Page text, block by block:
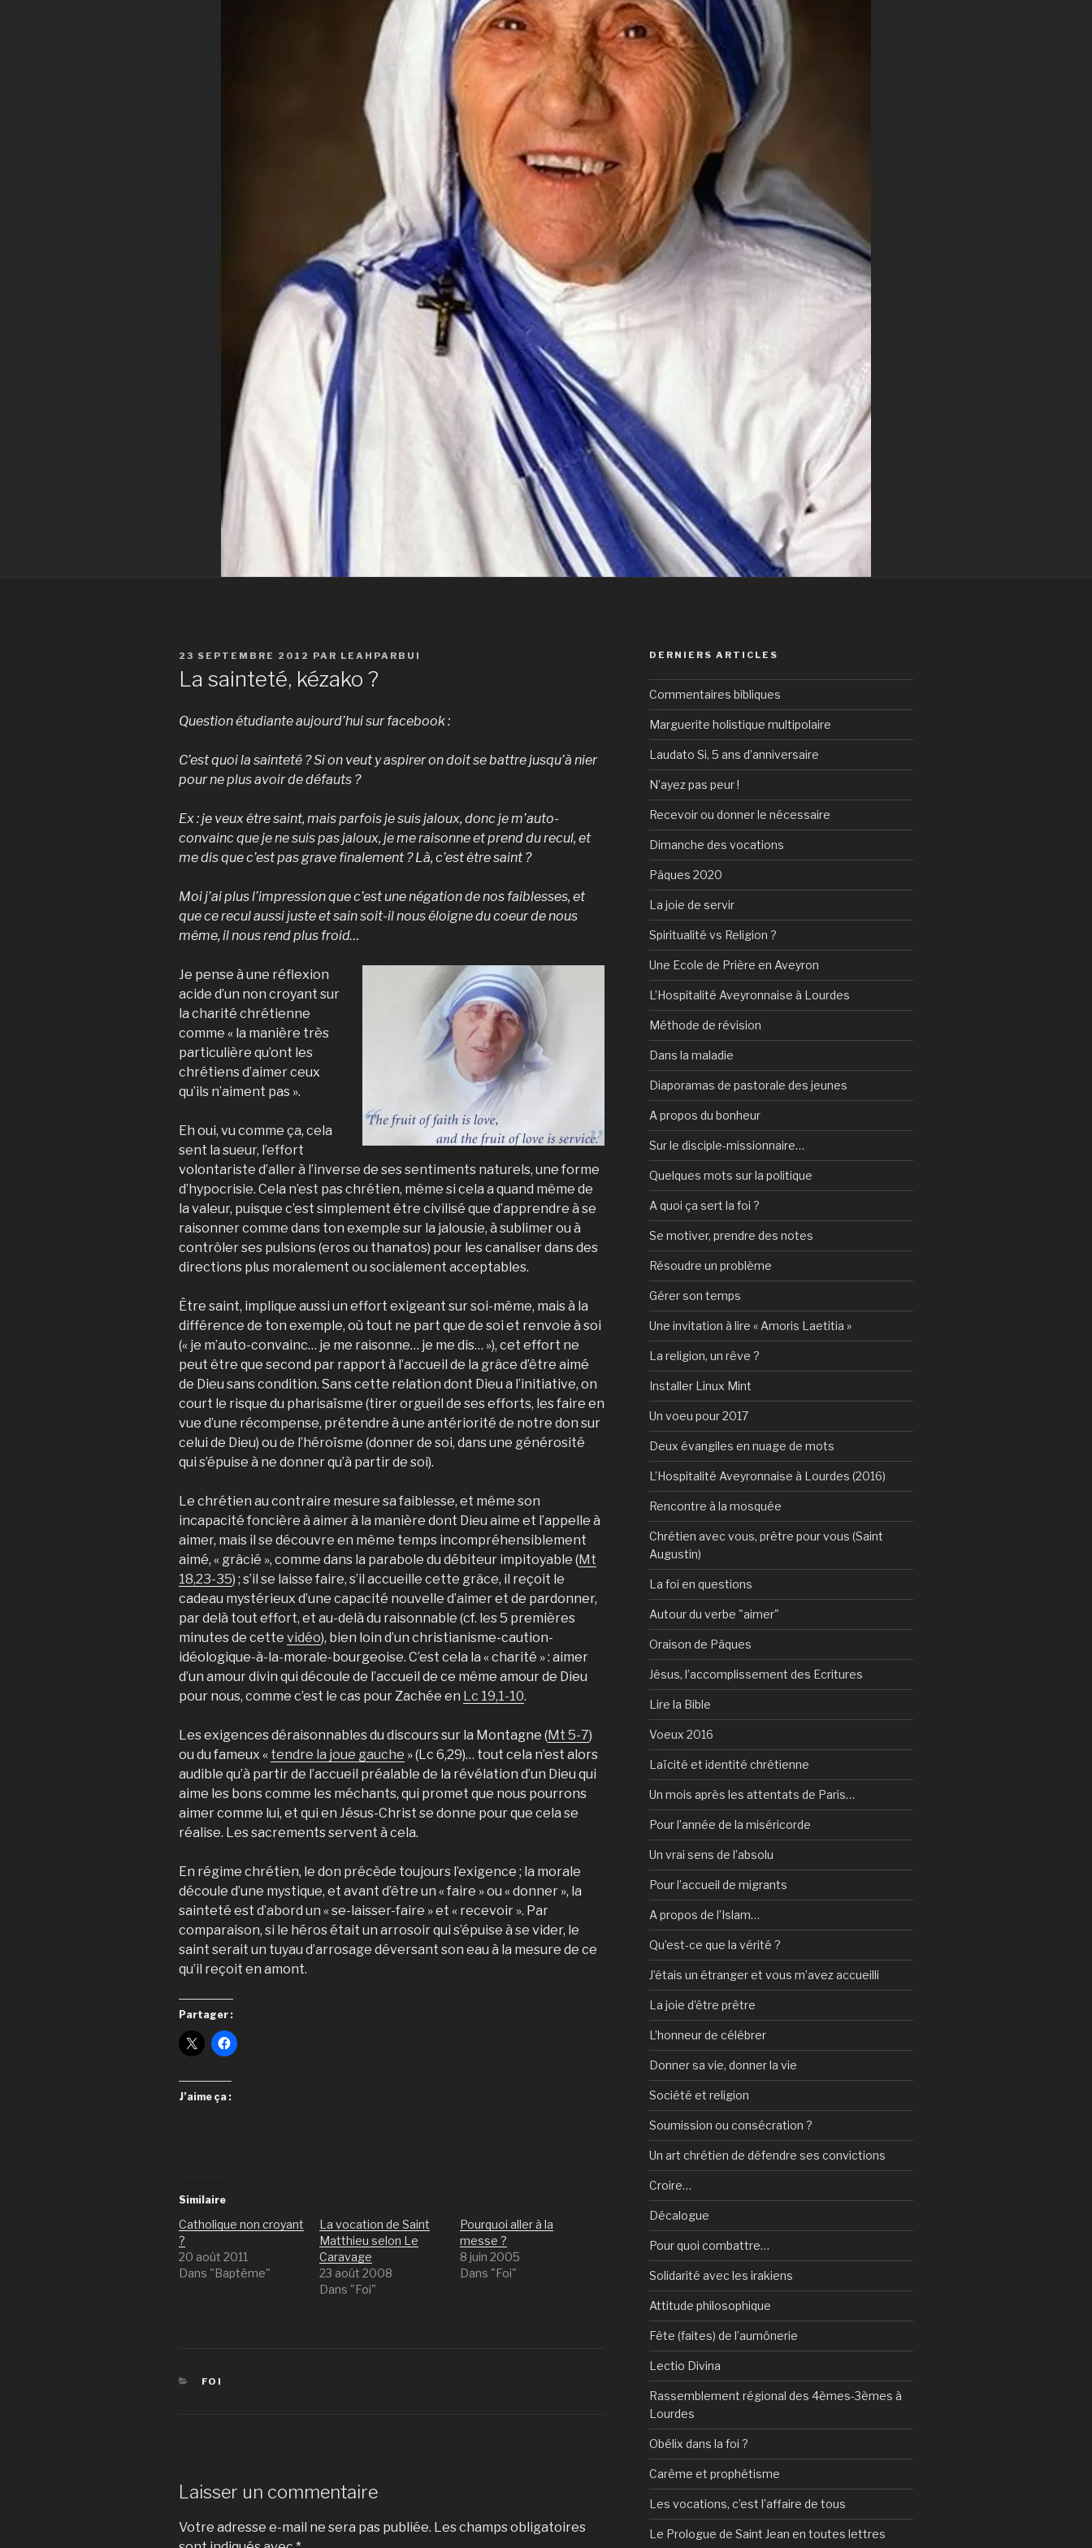
PUBLIÉ
23 SEPTEMBRE 2012 PAR LEAHPARBUI
La sainteté, kézako ?
Question étudiante aujourd’hui sur facebook :
C’est quoi la sainteté ? Si on veut y aspirer on doit se battre jusqu’à nier
pour ne plus avoir de défauts ?
Ex : je veux être saint, mais parfois je suis jaloux, donc je m’auto-
convainc que je ne suis pas jaloux, je me raisonne et prend du recul, et
me dis que c’est pas grave finalement ? Là, c’est être saint ?
Moi j’ai plus l’impression que c’est une négation de nos faiblesses, et
que ce recul aussi juste et sain soit-il nous éloigne du coeur de nous
même, il nous rend plus froid…
Je pense à une réflexion
acide d’un non croyant sur
la charité chrétienne
comme « la manière très
particulière qu’ont les
chrétiens d’aimer ceux
qu’ils n’aiment pas ».
Eh oui, vu comme ça, cela
sent la sueur, l’effort
volontariste d’aller à l’inverse de ses sentiments naturels, une forme
d’hypocrisie. Cela n’est pas chrétien, même si cela a quand même de
la valeur, puisque c’est simplement être civilisé que d’apprendre à se
raisonner comme dans ton exemple sur la jalousie, à sublimer ou à
contrôler ses pulsions (eros ou thanatos) pour les canaliser dans des
directions plus moralement ou socialement acceptables.
Être saint, implique aussi un effort exigeant sur soi-même, mais à la
différence de ton exemple, où tout ne part que de soi et renvoie à soi
(« je m’auto-convainc… je me raisonne… je me dis… »), cet effort ne
peut être que second par rapport à l’accueil de la grâce d’être aimé
de Dieu sans condition. Sans cette relation dont Dieu a l’initiative, on
court le risque du pharisaïsme (tirer orgueil de ses efforts, les faire en
vue d’une récompense, prétendre à une antériorité de notre don sur
celui de Dieu) ou de l’héroïsme (donner de soi, dans une générosité
qui s’épuise à ne donner qu’à partir de soi).
Le chrétien au contraire mesure sa faiblesse, et même son
incapacité foncière à aimer à la manière dont Dieu aime et l’appelle à
aimer, mais il se découvre en même temps incompréhensiblement
aimé, « grâcié », comme dans la parabole du débiteur impitoyable (Mt
18,23-35) ; s’il se laisse faire, s’il accueille cette grâce, il reçoit le
cadeau mystérieux d’une capacité nouvelle d’aimer et de pardonner,
par delà tout effort, et au-delà du raisonnable (cf. les 5 premières
minutes de cette vidéo), bien loin d’un christianisme-caution-
idéologique-à-la-morale-bourgeoise. C’est cela la « charité » : aimer
d’un amour divin qui découle de l’accueil de ce même amour de Dieu
pour nous, comme c’est le cas pour Zachée en Lc 19,1-10.
Les exigences déraisonnables du discours sur la Montagne (Mt 5-7)
ou du fameux « tendre la joue gauche » (Lc 6,29)… tout cela n’est alors
audible qu’à partir de l’accueil préalable de la révélation d’un Dieu qui
aime les bons comme les méchants, qui promet que nous pourrons
aimer comme lui, et qui en Jésus-Christ se donne pour que cela se
réalise. Les sacrements servent à cela.
En régime chrétien, le don précède toujours l’exigence ; la morale
découle d’une mystique, et avant d’être un « faire » ou « donner », la
sainteté est d’abord un « se-laisser-faire » et « recevoir ». Par
comparaison, si le héros était un arrosoir qui s’épuise à se vider, le
saint serait un tuyau d’arrosage déversant son eau à la mesure de ce
qu’il reçoit en amont.
Partager :
J’aime ça :
Similaire
Catholique non croyant
?
20 août 2011
Dans "Baptême"
La vocation de Saint
Matthieu selon Le
Caravage
23 août 2008
Dans "Foi"
Pourquoi aller à la
messe ?
8 juin 2005
Dans "Foi"
CATÉGORIES
FOI
Laisser un commentaire
Votre adresse e-mail ne sera pas publiée. Les champs obligatoires
DERNIERS ARTICLES
Commentaires bibliques
Marguerite holistique multipolaire
Laudato Si, 5 ans d’anniversaire
N’ayez pas peur !
Recevoir ou donner le nécessaire
Dimanche des vocations
Pâques 2020
La joie de servir
Spiritualité vs Religion ?
Une Ecole de Prière en Aveyron
L’Hospitalité Aveyronnaise à Lourdes
Méthode de révision
Dans la maladie
Diaporamas de pastorale des jeunes
A propos du bonheur
Sur le disciple-missionnaire…
Quelques mots sur la politique
A quoi ça sert la foi ?
Se motiver, prendre des notes
Résoudre un problème
Gérer son temps
Une invitation à lire « Amoris Laetitia »
La religion, un rêve ?
Installer Linux Mint
Un voeu pour 2017
Deux évangiles en nuage de mots
L’Hospitalité Aveyronnaise à Lourdes (2016)
Rencontre à la mosquée
Chrétien avec vous, prêtre pour vous (Saint
Augustin)
La foi en questions
Autour du verbe "aimer"
Oraison de Pâques
Jésus, l’accomplissement des Ecritures
Lire la Bible
Voeux 2016
Laïcité et identité chrétienne
Un mois après les attentats de Paris…
Pour l’année de la miséricorde
Un vrai sens de l’absolu
Pour l’accueil de migrants
A propos de l’Islam…
Qu’est-ce que la vérité ?
J’étais un étranger et vous m’avez accueilli
La joie d’être prêtre
L’honneur de célébrer
Donner sa vie, donner la vie
Société et religion
Soumission ou consécration ?
Un art chrétien de défendre ses convictions
Croire…
Décalogue
Pour quoi combattre…
Solidarité avec les irakiens
Attitude philosophique
Fête (faites) de l’aumônerie
Lectio Divina
Rassemblement régional des 4èmes-3èmes à
Lourdes
Obélix dans la foi ?
Carême et prophétisme
Les vocations, c’est l’affaire de tous
Le Prologue de Saint Jean en toutes lettres